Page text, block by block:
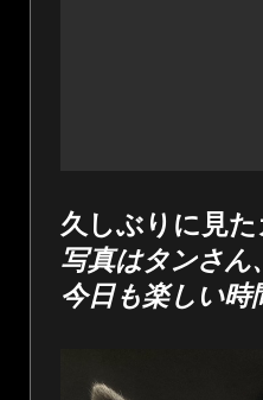
久しぶりに見
写真はタンさん
今日も楽しい時